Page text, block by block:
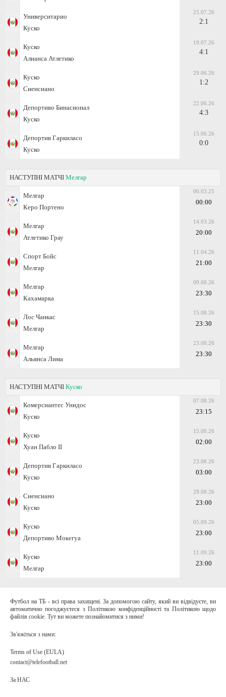
Университарио
Куско
25.07.26
2:1
Куско
Алианса Атлетико
19.07.26
4:1
Куско
Сиенсиано
29.06.26
1:2
Депортиво Бинасионал
Куско
22.06.26
4:3
Депортив Гаркиласо
Куско
15.06.26
0:0
НАСТУПНІ МАТЧІ Мелгар
Мелгар
Керо Портено
06.03.25
00:00
Мелгар
Атлетико Грау
14.03.26
20:00
Спорт Бойс
Мелгар
11.04.26
21:00
Мелгар
Кахамарка
09.08.26
23:30
Лос Чанкас
Мелгар
15.08.26
23:30
Мелгар
Альянса Лима
23.08.26
23:30
НАСТУПНІ МАТЧІ Куско
Комерсиантес Унидос
Куско
07.08.26
23:15
Куско
Хуан Пабло II
15.08.26
02:00
Депортив Гаркиласо
Куско
23.08.26
03:00
Сиенсиано
Куско
29.08.26
23:00
Куско
Депортиво Мокегуа
05.09.26
23:00
Куско
Мелгар
11.09.26
23:00
Футбол на ТБ - всі права захищені. За допомогою сайту, який ви відвідуєте, ви
автоматично погоджуєтеся з Політикою конфіденційності та Політикою щодо
файлів cookie. Тут ви можете познайомитися з ними!
Зв'яжіться з нами:
Terms of Use (EULA)
contact@telefootball.net
За НАС